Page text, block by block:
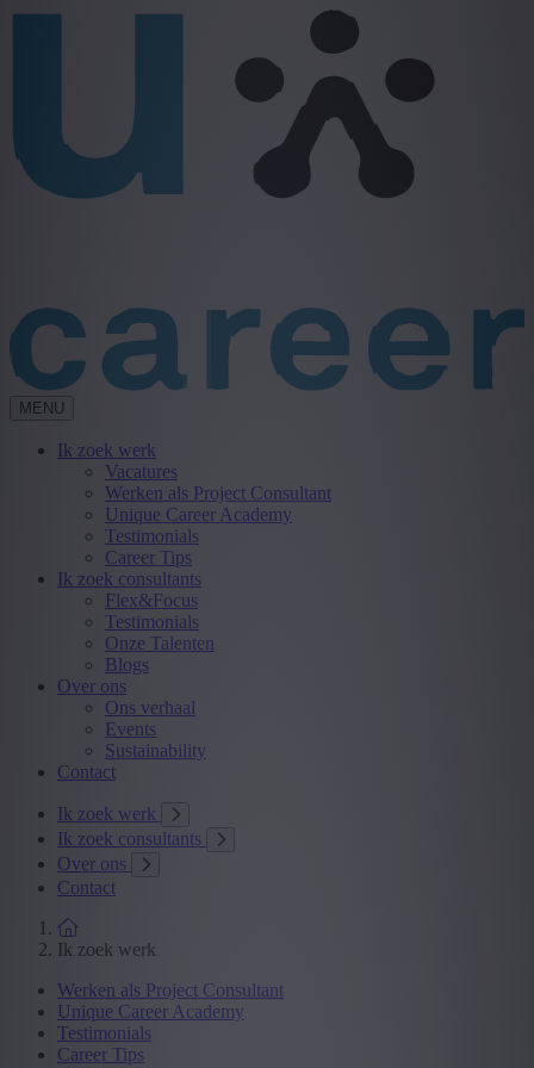
MENU
Ik zoek werk
Vacatures
Werken als Project Consultant
Unique Career Academy
Testimonials
Career Tips
Ik zoek consultants
Flex&Focus
Testimonials
Onze Talenten
Blogs
Over ons
Ons verhaal
Events
Sustainability
Contact
Ik zoek werk
Ik zoek consultants
Over ons
Contact
Ik zoek werk
Werken als Project Consultant
Unique Career Academy
Testimonials
Career Tips